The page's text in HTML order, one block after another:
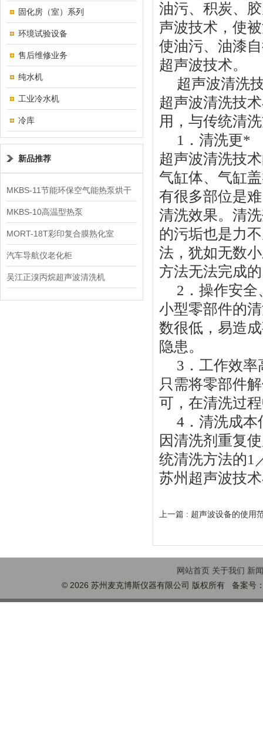
固化房（室）系列
环境试验设备
售后维修业务
纯水机
工业冷水机
冷库
新品推荐
MKBS-11节能环保空气能热泵烘干
机
MKBS-10高温型热泵
MORT-18T彩印复合膜熟化室
汽车导航仪老化柜
吴江正溴丙烷超声波清洗机
油污、积炭、
声波技术，使
使油污、油漆
超声波技术。
超声波清洗
超声波清洗技
用，与传统清
1．清洗更*
超声波清洗技
气缸体、气缸
有很多部位是
清洗效果。清
的污垢也是力
法，犹如无数
方法无法完成
2．操作安全
小型零部件的
数很低，易造
隐患。
3．工作效率
只需将零部件
可，在清洗过
4．清洗成本
因清洗剂重复
统清洗方法的1
苏州超声波技
上一篇 : 超声波设备的使用
网站首页 关于我们 新
© 2026 苏州麦克博斯仪器有限公司 版权所有 备案号